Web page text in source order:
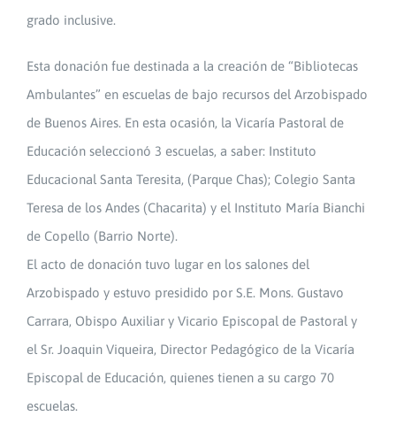
grado inclusive.
Esta donación fue destinada a la creación de “Bibliotecas
Ambulantes” en escuelas de bajo recursos del Arzobispado
de Buenos Aires. En esta ocasión, la Vicaría Pastoral de
Educación seleccionó 3 escuelas, a saber: Instituto
Educacional Santa Teresita, (Parque Chas); Colegio Santa
Teresa de los Andes (Chacarita) y el Instituto María Bianchi
de Copello (Barrio Norte).
El acto de donación tuvo lugar en los salones del
Arzobispado y estuvo presidido por S.E. Mons. Gustavo
Carrara, Obispo Auxiliar y Vicario Episcopal de Pastoral y
el Sr. Joaquin Viqueira, Director Pedagógico de la Vicaría
Episcopal de Educación, quienes tienen a su cargo 70
escuelas.